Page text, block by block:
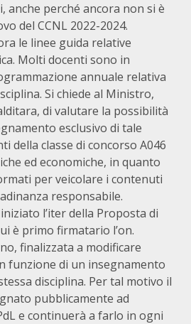
anche perché ancora non si è
del CCNL 2022-2024.
le linee guida relative
Molti docenti sono in
annuale relativa
Si chiede al Ministro,
di valutare la possibilità
esclusivo di tale
della classe di concorso A046
ed economiche, in quanto
per veicolare i contenuti
responsabile.
l’iter della Proposta di
è primo firmatario l’on.
finalizzata a modificare
funzione di un insegnamento
disciplina. Per tal motivo il
pubblicamente ad
e continuerà a farlo in ogni